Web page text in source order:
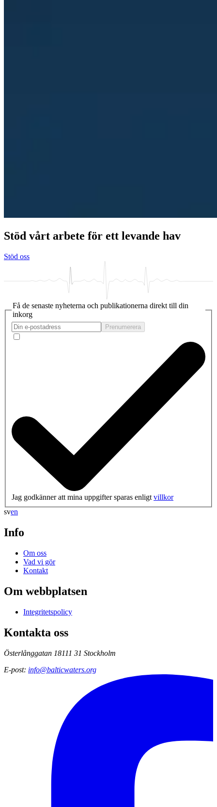
Stöd vårt arbete för ett levande hav
Stöd oss
Få de senaste nyheterna och publikationerna direkt till din
inkorg
Prenumerera
Jag godkänner att mina uppgifter sparas enligt villkor
sven
Info
Om oss
Vad vi gör
Kontakt
Om webbplatsen
Integritetspolicy
Kontakta oss
Österlånggatan 18111 31 Stockholm
E-post: info@balticwaters.org